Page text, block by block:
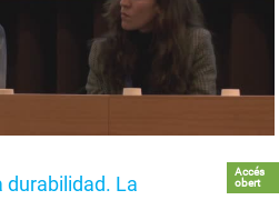
durabilidad. La
Accés
obert